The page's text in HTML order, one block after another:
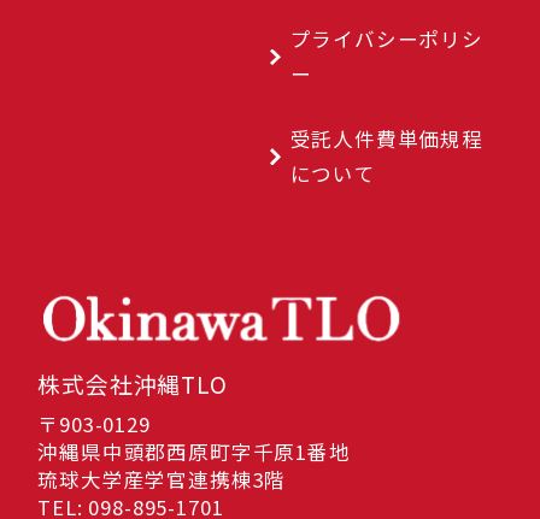
プライバシーポリシ
ー
受託人件費単価規程
について
株式会社沖縄TLO
〒903-0129
沖縄県中頭郡西原町字千原1番地
琉球大学産学官連携棟3階
TEL: 098-895-1701